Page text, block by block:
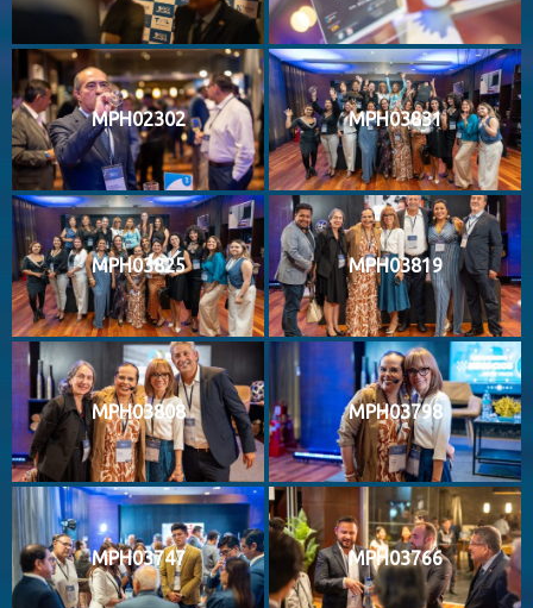
MPH02302 MPH03831
MPH03825 MPH03819
MPH03808 MPH03798
MPH03747 MPH03766